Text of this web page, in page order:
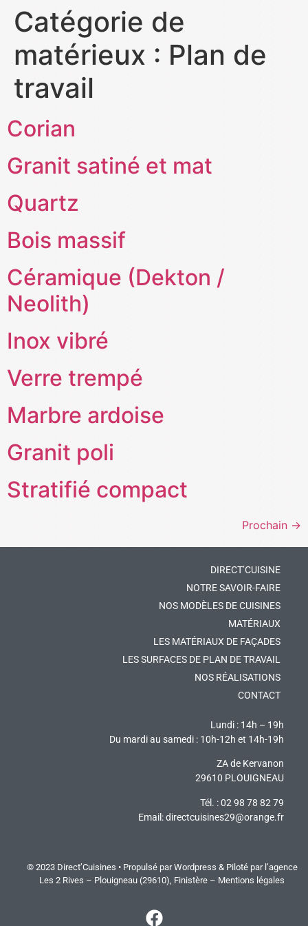
Catégorie de
matérieux : Plan de
travail
Corian
Granit satiné et mat
Quartz
Bois massif
Céramique (Dekton /
Neolith)
Inox vibré
Verre trempé
Marbre ardoise
Granit poli
Stratifié compact
Prochain →
DIRECT’CUISINE
NOTRE SAVOIR-FAIRE
NOS MODÈLES DE CUISINES
MATÉRIAUX
LES MATÉRIAUX DE FAÇADES
LES SURFACES DE PLAN DE TRAVAIL
NOS RÉALISATIONS
CONTACT
Lundi : 14h – 19h
Du mardi au samedi : 10h-12h et 14h-19h
ZA de Kervanon
29610 PLOUIGNEAU
Tél. : 02 98 78 82 79
Email:directcuisines29@orange.fr
© 2023 Direct’Cuisines • Propulsé par Wordpress & Piloté par l’agence
Les 2 Rives – Plouigneau (29610), Finistère – Mentions légales